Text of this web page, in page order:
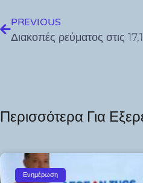
PREVIOUS
Περισσότερα Για
Ενημέρωση